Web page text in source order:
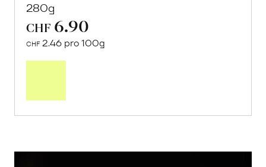
280g
CHF 6.90
CHF 2.46 pro 100g